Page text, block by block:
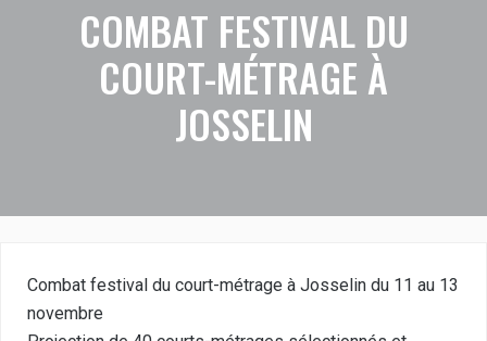
COMBAT FESTIVAL DU
COURT-MÉTRAGE À
JOSSELIN
Combat festival du court-métrage à Josselin du 11 au 13
novembre